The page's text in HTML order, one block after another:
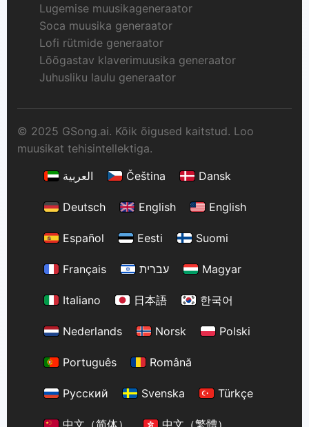
Lugemise muusikageneraator
Soca muusika generaator
Lofi rütmide generaator
Lõõgastav klaverimuusika generaator
Juhusliku laulu generaator
© 2025 GSong.ai. Kõik õigused kaitstud. Loo
muusikat tehisintellektiga.
العربية
Čeština Dansk
Deutsch English English
Español Eesti Suomi
Français עברית Magyar
Italiano 日本語 한국어
Nederlands Norsk Polski
Português Română
Русский Svenska Türkçe
中文（简体） 中文（繁體）